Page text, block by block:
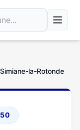
la-Rotonde